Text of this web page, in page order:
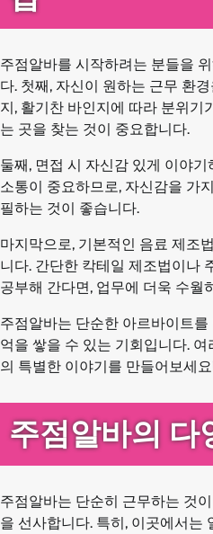
주점알바를 시작하려는 분들을
다. 첫째, 자신이 원하는 근무 환
지, 활기찬 바인지에 따라 분위기
는 곳을 찾는 것이 중요합니다.
둘째, 면접 시 자신감 있게 이야
소통이 중요하므로, 자신감을 가
필하는 것이 좋습니다.
마지막으로, 기본적인 음료 제조
니다. 간단한 칵테일 제조법이나
공부해 간다면, 업무에 더욱 수월
주점알바는 단순한 아르바이트
억을 쌓을 수 있는 기회입니다.
의 특별한 이야기를 만들어보세
주점알바의 다
주점알바는 단순히 근무하는 것
을 선사합니다. 특히, 이곳에서는